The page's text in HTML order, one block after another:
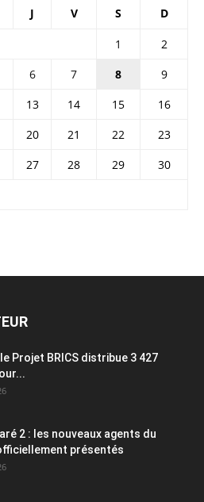
J V S D
1
2
6 7 8
9
13 14 15
16
20 21 22
23
27 28 29
30
Projet BRICS distribue 3 427
2 : les nouveaux agents du
présentés